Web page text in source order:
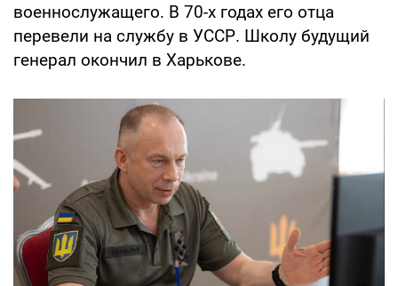
военнослужащего. В 70-х годах его отца
перевели на службу в УССР. Школу будущий
генерал окончил в Харькове.